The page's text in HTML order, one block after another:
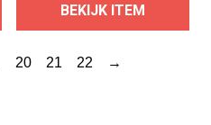
BEKIJK ITEM
20 21 22 →